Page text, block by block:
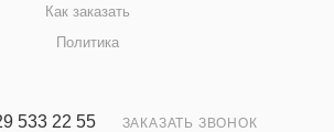
Как заказать
Политика
533 22 55 ЗАКАЗАТЬ ЗВОНОК